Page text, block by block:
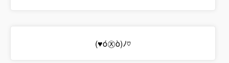
(♥ó㉨ò)ﾉ♡